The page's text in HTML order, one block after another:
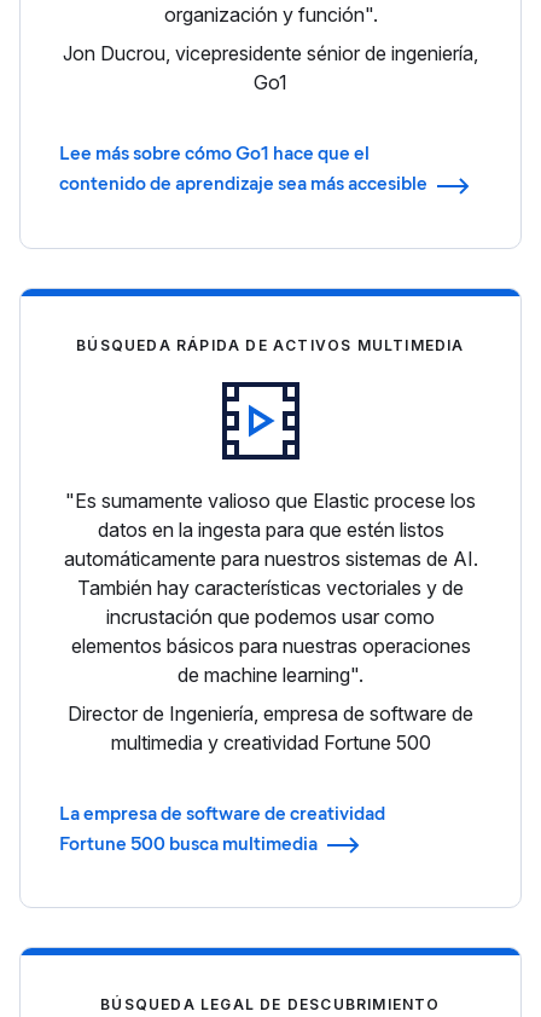
organización y función".
Jon Ducrou, vicepresidente sénior de ingeniería,
Go1
Lee más sobre cómo Go1 hace que el
contenido de aprendizaje sea más accesible
BÚSQUEDA RÁPIDA DE ACTIVOS MULTIMEDIA
"Es sumamente valioso que Elastic procese los
datos en la ingesta para que estén listos
automáticamente para nuestros sistemas de AI.
También hay características vectoriales y de
incrustación que podemos usar como
elementos básicos para nuestras operaciones
de machine learning".
Director de Ingeniería, empresa de software de
multimedia y creatividad Fortune 500
La empresa de software de creatividad
Fortune 500 busca multimedia
BÚSQUEDA LEGAL DE DESCUBRIMIENTO